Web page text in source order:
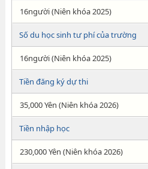
16người (Niên khóa 2025)
Số du học sinh tư phí của trường
16người (Niên khóa 2025)
Tiền đăng ký dự thi
35,000 Yên (Niên khóa 2026)
Tiền nhập học
230,000 Yên (Niên khóa 2026)